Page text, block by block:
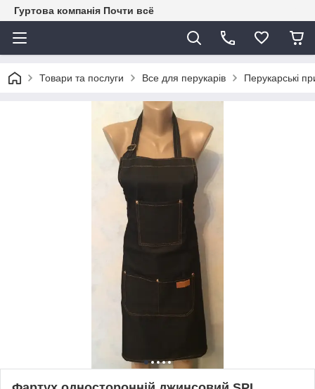
Гуртова компанія Почти всё
Товари та послуги Все для перукарів Перукарські